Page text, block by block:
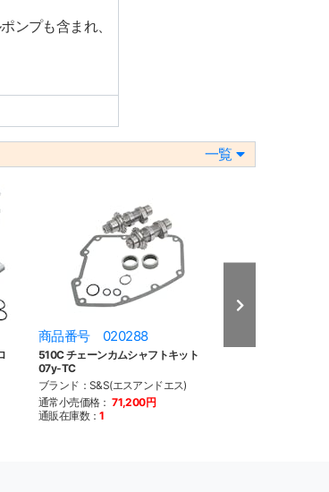
ンプも含まれ、
一覧
商品番号 020288
510C チェーンカムシャフトキット
07y-TC
ブランド：S&S(エスアンドエス)
通常小売価格： 71,200円
通販在庫数：1